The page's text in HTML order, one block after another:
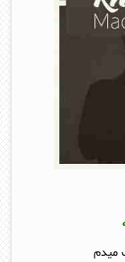
میدم